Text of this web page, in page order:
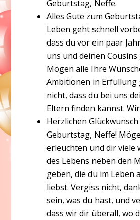
Geburtstag, Neffe.
Alles Gute zum
Leben geht schnell
dass du vor ein paar
uns und deinen
Mögen alle Ihre
Ambitionen in Erfüllung
nicht, dass du bei uns
Eltern finden kannst.
Herzlichen
Geburtstag, Neffe!
erleuchten und dir viele
des Lebens neben den
geben, die du im Leben
liebst. Vergiss nicht,
sein, was du hast, und
dass wir dir überall, wo